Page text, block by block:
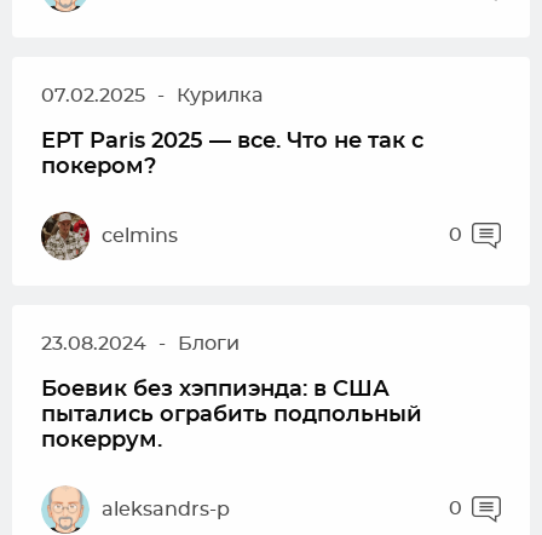
07.02.2025 - Курилка
EPT Paris 2025 — все. Что не так с
покером?
celmins 0
23.08.2024 - Блоги
Боевик без хэппиэнда: в США
пытались ограбить подпольный
покеррум.
aleksandrs-p 0